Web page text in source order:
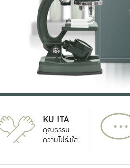
KU ITA
คุณธรรม
ความโปร่งใส
...